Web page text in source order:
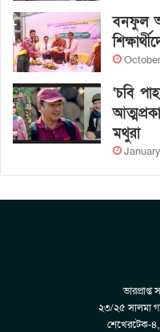
বনফুল
‘চবি
মথুরা
২৩/২৫ সালমা
শেখেরটেক-